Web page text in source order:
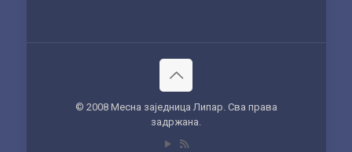
© 2008 Месна заједница Липар. Сва права
задржана.